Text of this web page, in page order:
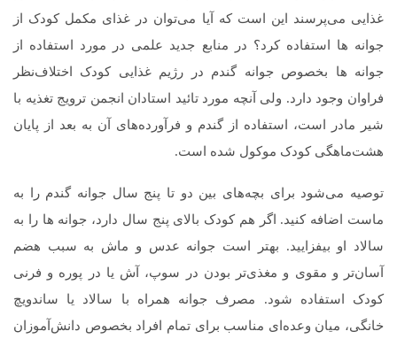
غذایی می‌پرسند این است که آیا می‌توان در غذای مکمل کودک از
جوانه‌ ها استفاده کرد؟ در منابع جدید علمی در مورد استفاده از
جوانه‌ ها بخصوص جوانه گندم در رژیم غذایی کودک اختلاف‌نظر
فراوان وجود دارد. ولی آنچه مورد تائید استادان انجمن ترویج تغذیه با
شیر مادر است، استفاده از گندم و فرآورده‌های آن به بعد از پایان
هشت‌ماهگی کودک موکول شده است.
توصیه می‌شود برای بچه‌های بین دو تا پنج سال جوانه گندم را به
ماست اضافه کنید. اگر هم کودک بالای پنج سال دارد، جوانه‌ ها را به
سالاد او بیفزایید. بهتر است جوانه عدس و ماش به سبب هضم
آسان‌تر و مقوی و مغذی‌تر بودن در سوپ، آش یا در پوره و فرنی
کودک استفاده شود. مصرف جوانه همراه با سالاد یا ساندویچ‌
خانگی، میان‌ وعده‌ای مناسب برای تمام افراد بخصوص دانش‌آموزان